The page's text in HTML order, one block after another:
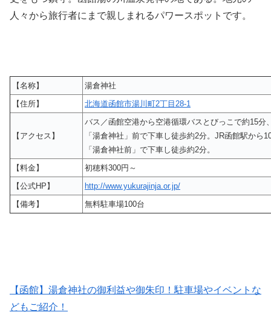
人々から旅行者にまで親しまれるパワースポットです。
【名称】
湯倉神社
【住所】
北海道函館市湯川町2丁目28-1
【アクセス】
バス／函館空港から空港循環バスとびっこで約15分
「湯倉神社」前で下車し徒歩約2分。JR函館駅から
「湯倉神社前」で下車し徒歩約2分。
【料金】
初穂料300円～
【公式HP】
http://www.yukurajinja.or.jp/
【備考】
無料駐車場100台
【函館】湯倉神社の御利益や御朱印！駐車場やイベントな
どもご紹介！